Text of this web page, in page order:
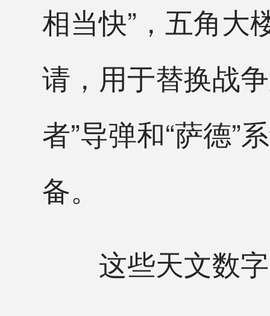
相当快”，五角大
请，用于替换战
者”导弹和“萨德”
备。
这些天文数字